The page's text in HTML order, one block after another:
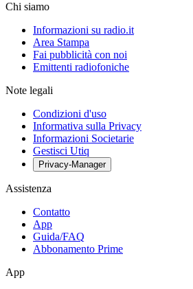
Chi siamo
Informazioni su radio.it
Area Stampa
Fai pubblicità con noi
Emittenti radiofoniche
Note legali
Condizioni d'uso
Informativa sulla Privacy
Informazioni Societarie
Gestisci Utiq
Privacy-Manager
Assistenza
Contatto
App
Guida/FAQ
Abbonamento Prime
App